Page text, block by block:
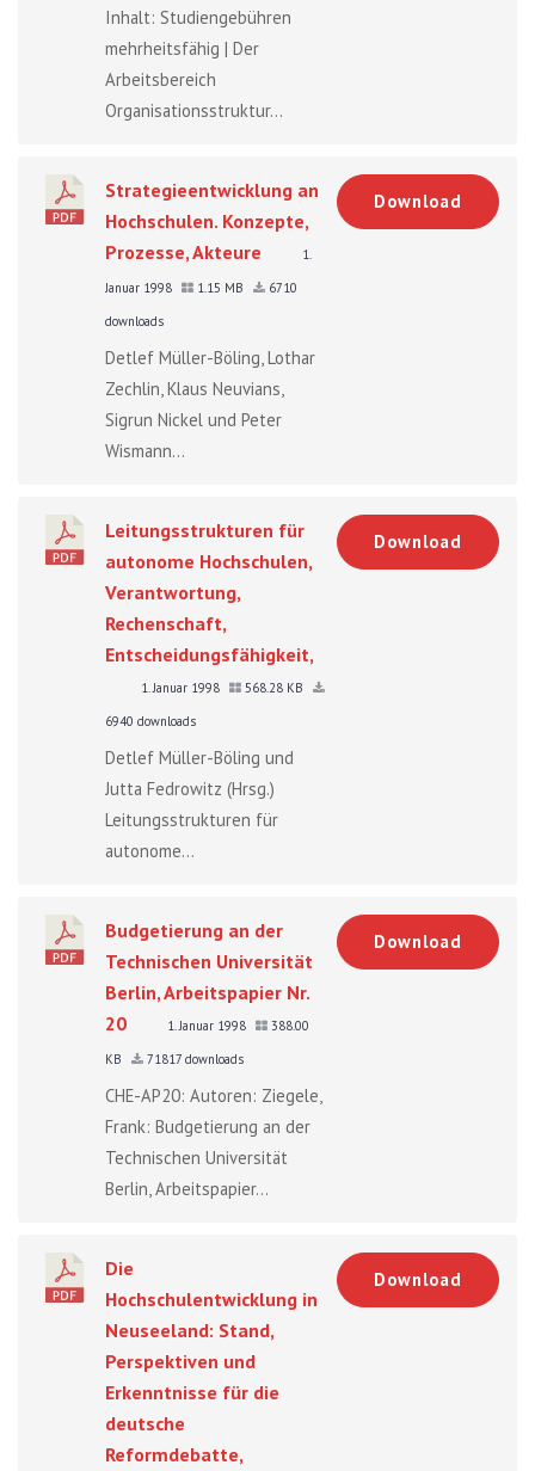
Inhalt: Studiengebühren
mehrheitsfähig | Der
Arbeitsbereich
Organisationsstruktur...
Strategieentwicklung an
Hochschulen. Konzepte,
Prozesse, Akteure
1.
Januar 1998
1.15 MB
6710
downloads
Detlef Müller-Böling, Lothar
Zechlin, Klaus Neuvians,
Sigrun Nickel und Peter
Wismann...
Download
Leitungsstrukturen für
autonome Hochschulen,
Verantwortung,
Rechenschaft,
Entscheidungsfähigkeit,
1. Januar 1998
568.28 KB
6940 downloads
Detlef Müller-Böling und
Jutta Fedrowitz (Hrsg.)
Leitungsstrukturen für
autonome...
Download
Budgetierung an der
Technischen Universität
Berlin, Arbeitspapier Nr.
20
1. Januar 1998
388.00
KB
71817 downloads
CHE-AP20: Autoren: Ziegele,
Frank: Budgetierung an der
Technischen Universität
Berlin, Arbeitspapier...
Download
Die
Hochschulentwicklung in
Neuseeland: Stand,
Perspektiven und
Erkenntnisse für die
deutsche
Reformdebatte,
Download